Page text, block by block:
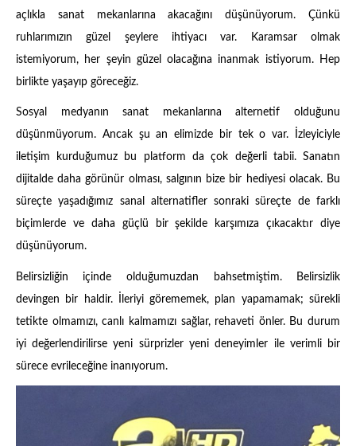
açlıkla sanat mekanlarına akacağını düşünüyorum. Çünkü
ruhlarımızın güzel şeylere ihtiyacı var. Karamsar olmak
istemiyorum, her şeyin güzel olacağına inanmak istiyorum. Hep
birlikte yaşayıp göreceğiz.
Sosyal medyanın sanat mekanlarına alternetif olduğunu
düşünmüyorum. Ancak şu an elimizde bir tek o var. İzleyiciyle
iletişim kurduğumuz bu platform da çok değerli tabii. Sanatın
dijitalde daha görünür olması, salgının bize bir hediyesi olacak. Bu
süreçte yaşadığımız sanal alternatifler sonraki süreçte de farklı
biçimlerde ve daha güçlü bir şekilde karşımıza çıkacaktır diye
düşünüyorum.
Belirsizliğin içinde olduğumuzdan bahsetmiştim. Belirsizlik
devingen bir haldir. İleriyi görememek, plan yapamamak; sürekli
tetikte olmamızı, canlı kalmamızı sağlar, rehaveti önler. Bu durum
iyi değerlendirilirse yeni sürprizler yeni deneyimler ile verimli bir
sürece evrileceğine inanıyorum.